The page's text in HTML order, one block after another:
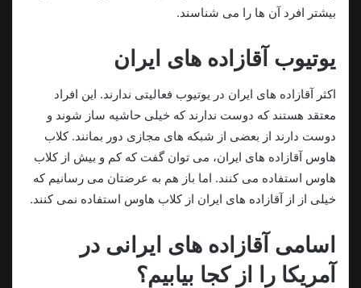
بیشتر افرد آن ها را می شناسند.
یوتیوب آقازاده های ایران
اکثر آقازاده های ایران در یوتیوب فعالیتی ندارند. این افراد
معتقد هستند که دوست ندارند که خیلی حاشیه ساز شوند و
دوست دارند از بعضی از شبکه های مجازی دور بمانند. کلاب
هاوس آقازاده های ایران، می توان گفت که کم و بیش از کلاب
هاوس استفاده می کنند. اما باز هم به عرضتان می رسانیم که
خیلی از از آقازاده های ایران از کلاب هاوس استفاده نمی کنند.
اسامی آقازاده های ایرانی در
آمریکا را از کجا بیابیم؟